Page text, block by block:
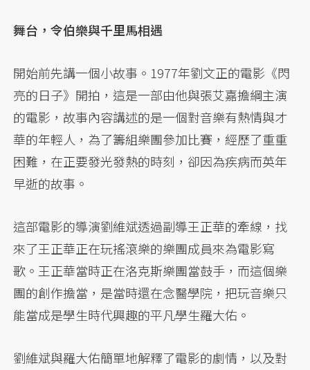
舞台，令伯樂與千里馬相遇
開始前先講一個小故事。1977年劉文正的電影《閃
亮的日子》開拍，這是一部由他與張艾嘉擔綱主演
的電影，故事內容講述的是一個對音樂有熱情與才
華的年輕人，為了籌組樂團參加比賽，經歷了重重
困難，在正要發光發熱的時刻，卻因為疾病而英年
早逝的故事。
這部電影的導演劉維斌透過副導王正華的牽線，找
來了王正華正在玩搖滾樂的樂團成員來為電影寫
歌。王正華當時正在洛克斯樂團當鼓手，而這個樂
團的創作擔當，是當時還在念醫學院，把玩音樂只
能當成是學生時代興趣的平凡學生羅大佑。
劉維斌與羅大佑簡單地解釋了電影的劇情，以及對